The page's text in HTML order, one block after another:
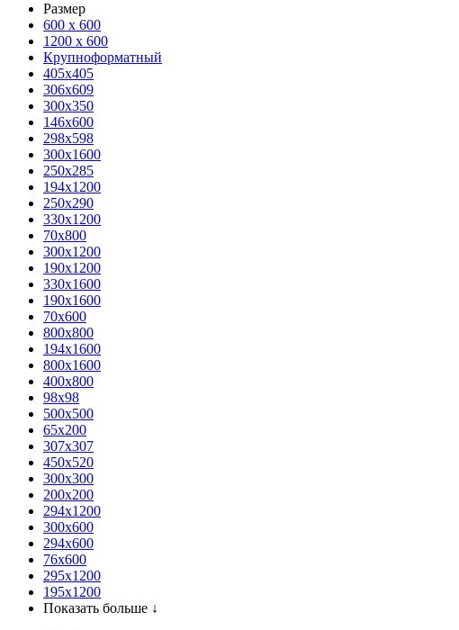
Размер
600 х 600
1200 х 600
Крупноформатный
405x405
306x609
300x350
146x600
298x598
300x1600
250x285
194x1200
250x290
330x1200
70x800
300x1200
190x1200
330x1600
190x1600
70x600
800x800
194x1600
800x1600
400х800
98x98
500x500
65x200
307x307
450x520
300x300
200x200
294x1200
300x600
294x600
76х600
295х1200
195х1200
Показать больше ↓